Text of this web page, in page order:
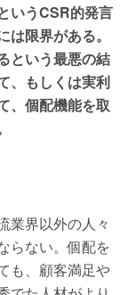
いうCSR的発言
限界がある。
という最悪の結
、もしくは実利
、個配機能を取
業界以外の人々
らない。個配を
も、顧客満足や